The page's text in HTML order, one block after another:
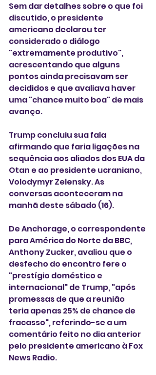
Sem dar detalhes sobre o que foi
discutido, o presidente
americano declarou ter
considerado o diálogo
"extremamente produtivo",
acrescentando que alguns
pontos ainda precisavam ser
decididos e que avaliava haver
uma "chance muito boa" de mais
avanço.
Trump concluiu sua fala
afirmando que faria ligações na
sequência aos aliados dos EUA da
Otan e ao presidente ucraniano,
Volodymyr Zelensky. As
conversas aconteceram na
manhã deste sábado (16).
De Anchorage, o correspondente
para América do Norte da BBC,
Anthony Zucker, avaliou que o
desfecho do encontro fere o
"prestígio doméstico e
internacional" de Trump, "após
promessas de que a reunião
teria apenas 25% de chance de
fracasso", referindo-se a um
comentário feito no dia anterior
pelo presidente americano à Fox
News Radio.